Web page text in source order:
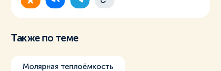
Также по теме
Молярная теплоёмкость